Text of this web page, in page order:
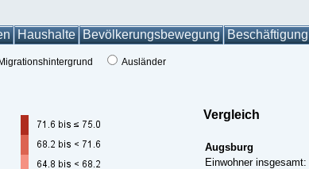
Haushalte Bevölkerungsbewegung Beschäftigung
Ausländer
Vergleich
Augsburg
Einwohner insgesamt: